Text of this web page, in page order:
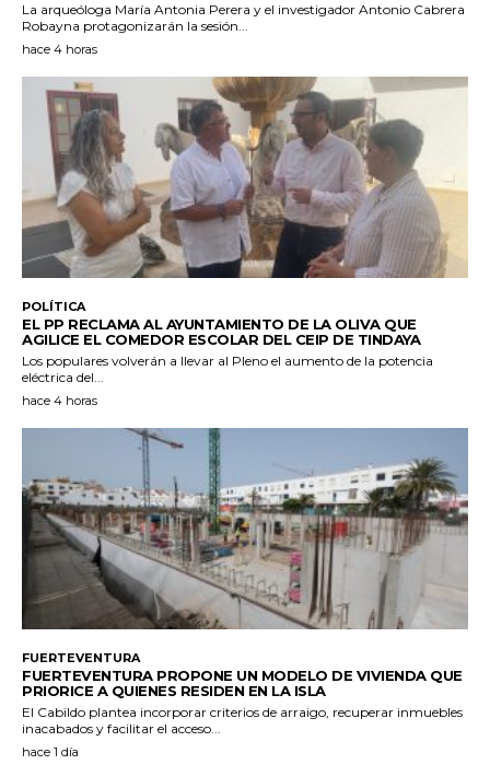
La arqueóloga María Antonia Perera y el investigador Antonio Cabrera
Robayna protagonizarán la sesión...
hace 4 horas
POLÍTICA
EL PP RECLAMA AL AYUNTAMIENTO DE LA OLIVA QUE
AGILICE EL COMEDOR ESCOLAR DEL CEIP DE TINDAYA
Los populares volverán a llevar al Pleno el aumento de la potencia
eléctrica del...
hace 4 horas
FUERTEVENTURA
FUERTEVENTURA PROPONE UN MODELO DE VIVIENDA QUE
PRIORICE A QUIENES RESIDEN EN LA ISLA
El Cabildo plantea incorporar criterios de arraigo, recuperar inmuebles
inacabados y facilitar el acceso...
hace 1 día